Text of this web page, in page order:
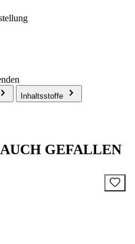
Inhaltsstoffe
GEFALLEN